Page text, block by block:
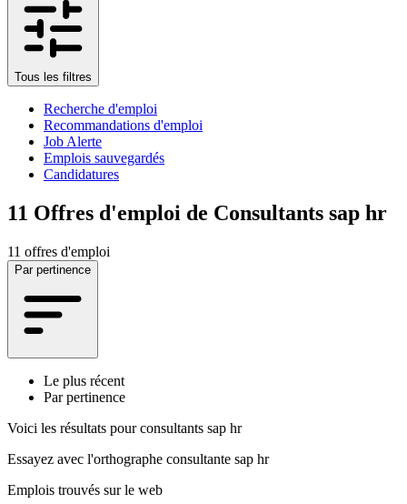
Tous les filtres
Recherche d'emploi
Recommandations d'emploi
Job Alerte
Emplois sauvegardés
Candidatures
11 Offres d'emploi de Consultants sap hr
11 offres d'emploi
Par pertinence
Le plus récent
Par pertinence
Voici les résultats pour consultants sap hr
Essayez avec l'orthographe consultante sap hr
Emplois trouvés sur le web